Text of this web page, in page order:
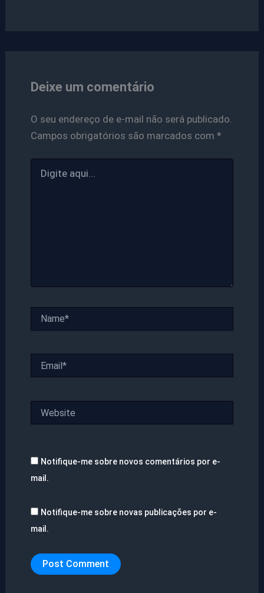
Deixe um comentário
O seu endereço de e-mail não será publicado.
Campos obrigatórios são marcados com *
aqui...
Notifique-me sobre novos comentários por e-
mail.
Notifique-me sobre novas publicações por e-
mail.